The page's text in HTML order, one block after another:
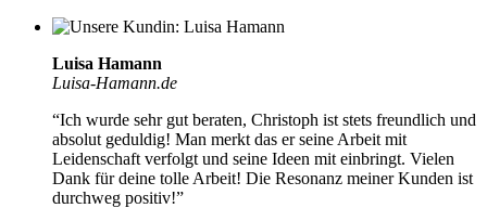
Luisa Hamann
Luisa-Hamann.de
“Ich wurde sehr gut beraten, Christoph ist stets freundlich und
absolut geduldig! Man merkt das er seine Arbeit mit
Leidenschaft verfolgt und seine Ideen mit einbringt. Vielen
Dank für deine tolle Arbeit! Die Resonanz meiner Kunden ist
durchweg positiv!”